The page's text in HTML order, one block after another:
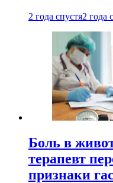
2 года спустя2 года
Боль в
терапевт
признаки